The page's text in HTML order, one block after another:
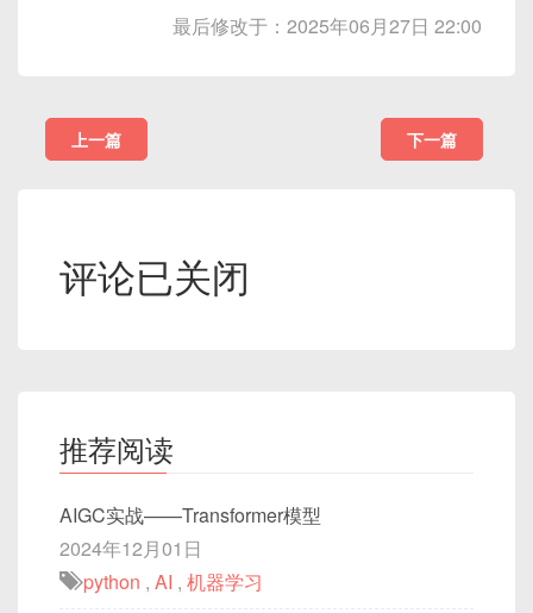
最后修改于：2025年06月27日 22:00
上一篇 下一篇
评论已关闭
推荐阅读
AIGC实战——Transformer模型
2024年12月01日
python , AI , 机器学习